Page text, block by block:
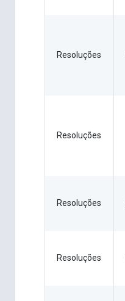
Resoluções
Resoluções
Resoluções
Resoluções